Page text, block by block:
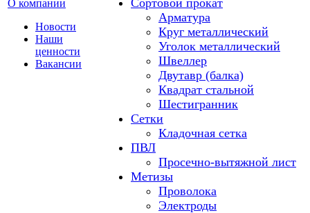
О компании
Новости
Наши
ценности
Вакансии
Сортовой прокат
Арматура
Круг металлический
Уголок металлический
Швеллер
Двутавр (балка)
Квадрат стальной
Шестигранник
Сетки
Кладочная сетка
ПВЛ
Просечно-вытяжной лист
Метизы
Проволока
Электроды